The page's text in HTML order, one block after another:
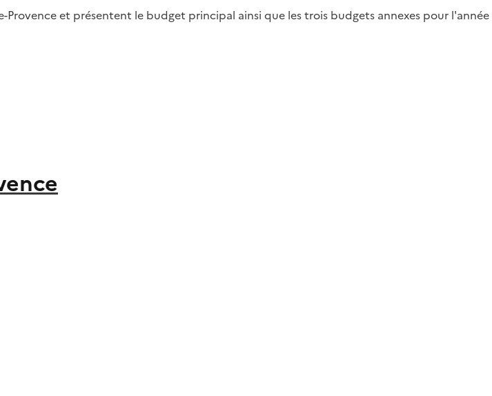
et présentent le budget principal ainsi que les trois budgets annexes pour l'année